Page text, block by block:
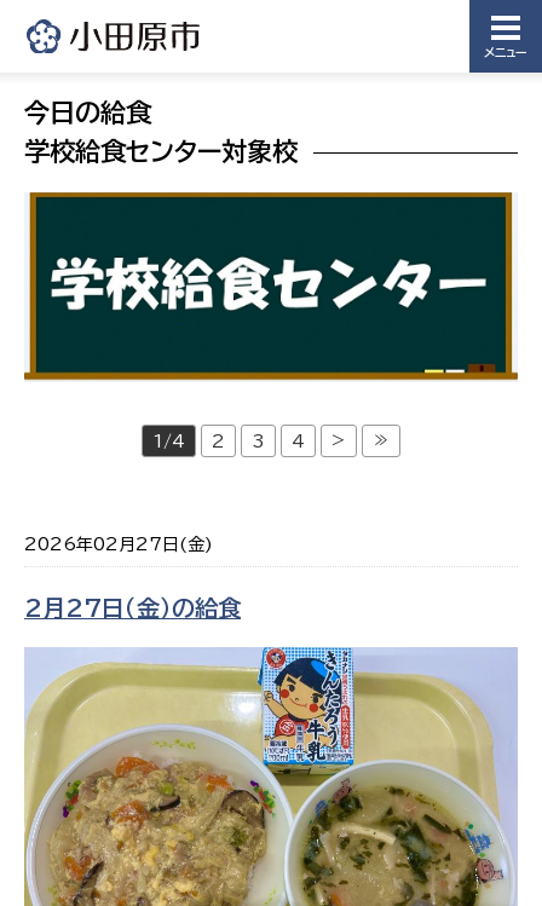
メニュー
今日の給食
学校給食センター対象校
1/4 2 3 4 > ≫
2026年02月27日(金)
2月27日（金）の給食